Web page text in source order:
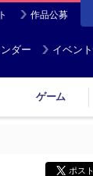
作品公募
ダー イベン
ゲーム
ポスト